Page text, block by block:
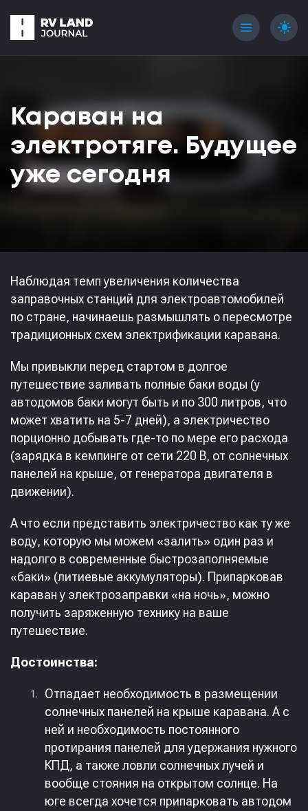
menu light_mode
Караван на
электротяге. Будущее
уже сегодня
Наблюдая темп увеличения количества
заправочных станций для электроавтомобилей
по стране, начинаешь размышлять о пересмотре
традиционных схем электрификации каравана.
Мы привыкли перед стартом в долгое
путешествие заливать полные баки воды (у
автодомов баки могут быть и по 300 литров, что
может хватить на 5-7 дней), а электричество
порционно добывать где-то по мере его расхода
(зарядка в кемпинге от сети 220 В, от солнечных
панелей на крыше, от генератора двигателя в
движении).
А что если представить электричество как ту же
воду, которую мы можем «залить» один раз и
надолго в современные быстрозаполняемые
«баки» (литиевые аккумуляторы). Припарковав
караван у электрозаправки «на ночь», можно
получить заряженную технику на ваше
путешествие.
Достоинства:
Отпадает необходимость в размещении
солнечных панелей на крыше каравана. А с
ней и необходимость постоянного
протирания панелей для удержания нужного
КПД, а также ловли солнечных лучей и
вообще стояния на открытом солнце. На
юге всегда хочется припарковать автодом